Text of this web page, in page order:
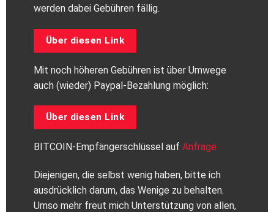
werden dabei Gebühren fällig.
Über diesen Link
Mit noch höheren Gebühren ist über Umwege
auch (wieder) Paypal-Bezahlung möglich:
Über diesen Link
BITCOIN-Empfängerschlüssel auf Anfrage
Diejenigen, die selbst wenig haben, bitte ich
ausdrücklich darum, das Wenige zu behalten.
Umso mehr freut mich Unterstützung von allen,